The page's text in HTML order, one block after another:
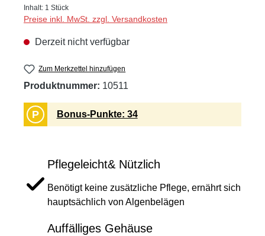
Inhalt: 1 Stück
Preise inkl. MwSt. zzgl. Versandkosten
Derzeit nicht verfügbar
Zum Merkzettel hinzufügen
Produktnummer: 10511
P Bonus-Punkte: 34
Pflegeleicht& Nützlich
Benötigt keine zusätzliche Pflege, ernährt sich
hauptsächlich von Algenbelägen
Auffälliges Gehäuse